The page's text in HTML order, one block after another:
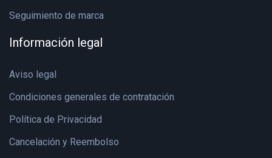
Seguimiento de marca
Información legal
Aviso legal
Condiciones generales de contratación
Política de Privacidad
Cancelación y Reembolso